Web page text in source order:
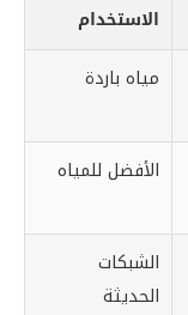
الاستخدام
مياه باردة
الأفضل للمياه
الشبكات
الحديثة